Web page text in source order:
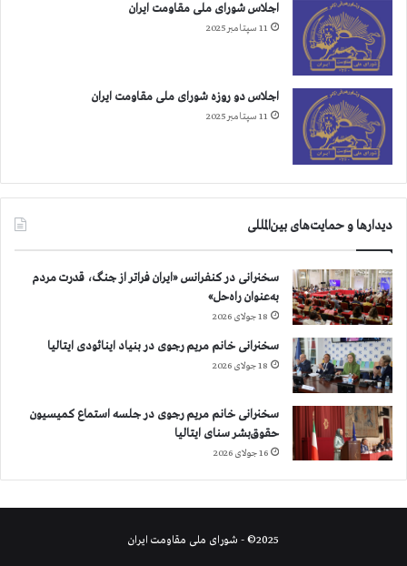
اجلاس شورای ملی مقاومت ایران
11 سپتامبر 2025
اجلاس دو روزه شورای ملی مقاومت ایران
11 سپتامبر 2025
دیدارها و حمایت‌های بین‌المللی
سخنرانی در کنفرانس «ایران فراتر از جنگ، قدرت مردم
به‌عنوان راه‌حل»
18 جولای 2026
سخنرانی خانم مریم رجوی در بنیاد اینائودی ایتالیا
18 جولای 2026
سخنرانی خانم مریم رجوی در جلسه استماع کمیسیون
حقوق‌بشر سنای ایتالیا
16 جولای 2026
2025© - شورای ملی مقاومت ایران